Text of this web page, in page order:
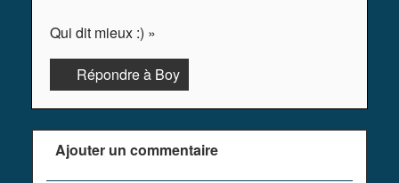
Qui dit mieux :) »
Répondre à Boy
Ajouter un commentaire